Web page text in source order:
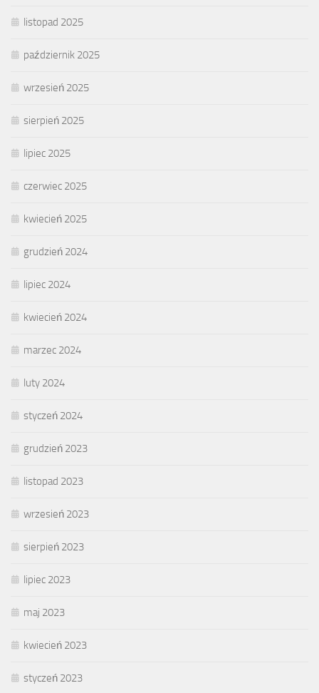
listopad 2025
październik 2025
wrzesień 2025
sierpień 2025
lipiec 2025
czerwiec 2025
kwiecień 2025
grudzień 2024
lipiec 2024
kwiecień 2024
marzec 2024
luty 2024
styczeń 2024
grudzień 2023
listopad 2023
wrzesień 2023
sierpień 2023
lipiec 2023
maj 2023
kwiecień 2023
styczeń 2023